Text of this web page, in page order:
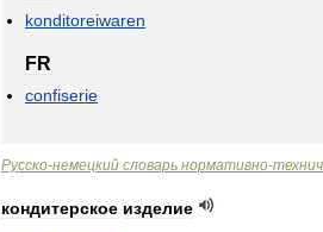
konditoreiwaren
FR
confiserie
Русско-немецкий словарь нормативно-
кондитерское изделие